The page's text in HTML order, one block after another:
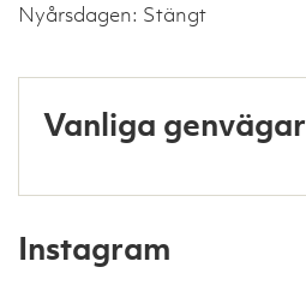
Nyårsdagen: Stängt
Vanliga genvägar
Instagram